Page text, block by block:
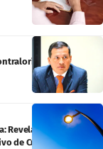
de
Revelan
de Cundinamarca